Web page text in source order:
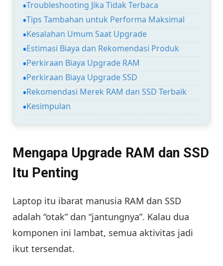
Troubleshooting Jika Tidak Terbaca
Tips Tambahan untuk Performa Maksimal
Kesalahan Umum Saat Upgrade
Estimasi Biaya dan Rekomendasi Produk
Perkiraan Biaya Upgrade RAM
Perkiraan Biaya Upgrade SSD
Rekomendasi Merek RAM dan SSD Terbaik
Kesimpulan
Mengapa Upgrade RAM dan SSD
Itu Penting
Laptop itu ibarat manusia RAM dan SSD
adalah “otak” dan “jantungnya”. Kalau dua
komponen ini lambat, semua aktivitas jadi
ikut tersendat.